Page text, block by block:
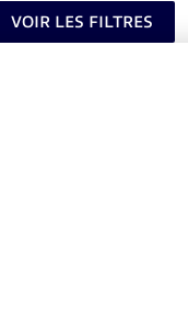
VOIR LES FILTRES